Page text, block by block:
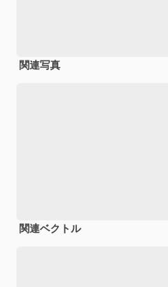
関連写真
関連ベクトル